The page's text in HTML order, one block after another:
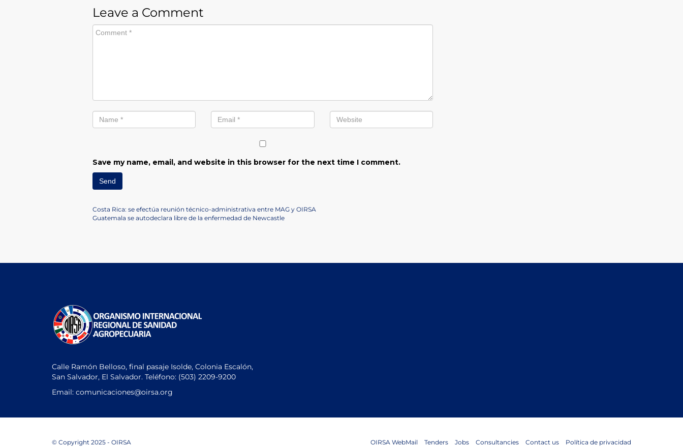
Leave a Comment
Save my name, email, and website in this browser for the next time I comment.
Post
Previous
Post
Costa Rica: se efectúa reunión técnico-administrativa entre MAG y OIRSA
Next
Guatemala se autodeclara libre de la enfermedad de Newcastle
Calle Ramón Belloso, final pasaje Isolde, Colonia Escalón,
San Salvador, El Salvador. Teléfono: (503) 2209-9200
Email: comunicaciones@oirsa.org
© Copyright 2025 - OIRSA OIRSA WebMail Tenders Jobs Consultancies Contact us Política de privacidad